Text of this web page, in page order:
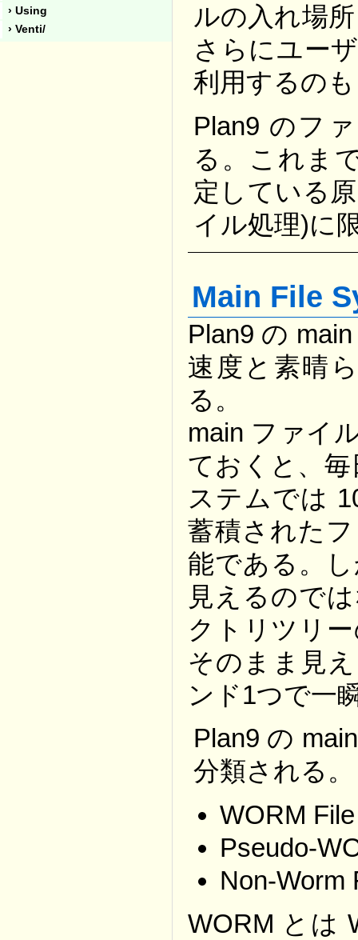
› Using
› Venti/
ルの入れ場
さらにユー
利用するの
Plan9 のフ
る。これま
定している
イル処理)に
Main File
Plan9 の
速度と素晴
る。
main ファイ
ておくと、
ステムでは
蓄積された
能である。
見えるので
クトリツリ
そのまま見
ンド1つで一
Plan9 の
分類される。
WORM
Pseudo-
Non-Worm
WORM とは